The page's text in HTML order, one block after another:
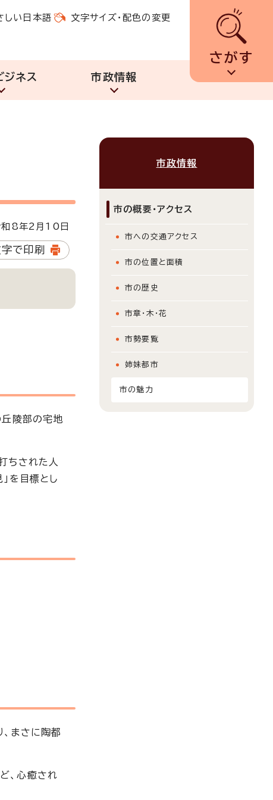
しい日本語 文字サイズ・配色の変更
さがす
ジネス 市政情報
8年2月10日
で印刷
陵部の宅地
ちされた人
を目標とし
まさに陶都
、心癒され
市政情報
市の概要・アクセス
市への交通アクセス
市の位置と面積
市の歴史
市章・木・花
市勢要覧
姉妹都市
市の魅力